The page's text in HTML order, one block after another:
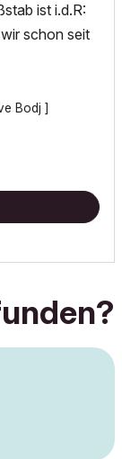
ist i.d.R:
schon seit
Bodj ]